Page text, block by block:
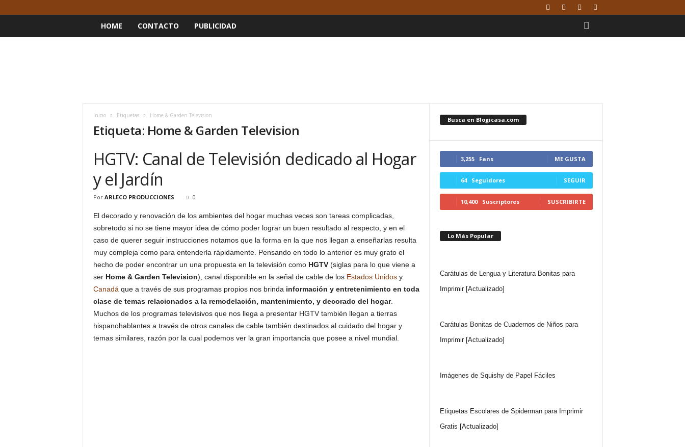
HOME CONTACTO PUBLICIDAD
Inicio Etiquetas Home & Garden Television
Etiqueta: Home & Garden Television
HGTV: Canal de Televisión dedicado al Hogar
y el Jardín
Por ARLECO PRODUCCIONES 0
El decorado y renovación de los ambientes del hogar muchas veces son tareas complicadas,
sobretodo si no se tiene mayor idea de cómo poder lograr un buen resultado al respecto, y en el
caso de querer seguir instrucciones notamos que la forma en la que nos llegan a enseñarlas resulta
muy compleja como para entenderla rápidamente. Pensando en todo lo anterior es muy grato el
hecho de poder encontrar un una propuesta en la televisión como HGTV(siglas para lo que viene a
ser Home & Garden Television), canal disponible en la señal de cable de los Estados Unidosy
Canadá que a través de sus programas propios nos brinda información y entretenimiento en toda
clase de temas relacionados a la remodelación, mantenimiento, y decorado del hogar.
Muchos de los programas televisivos que nos llega a presentar HGTV también llegan a tierras
hispanohablantes a través de otros canales de cable también destinados al cuidado del hogar y
temas similares, razón por la cual podemos ver la gran importancia que posee a nivel mundial.
Busca en Blogicasa.com
3,255 Fans ME GUSTA
64 Seguidores SEGUIR
10,400 Suscriptores SUSCRIBIRTE
Lo Más Popular
Carátulas de Lengua y Literatura Bonitas para
Imprimir [Actualizado]
Carátulas Bonitas de Cuadernos de Niños para
Imprimir [Actualizado]
Imágenes de Squishy de Papel Fáciles
Etiquetas Escolares de Spiderman para Imprimir
Gratis [Actualizado]